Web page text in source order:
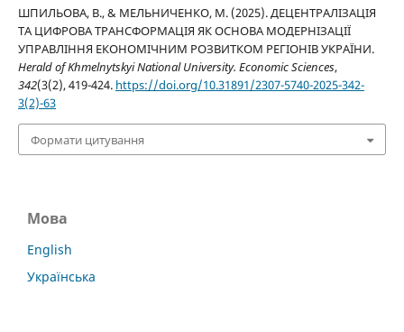
ШПИЛЬОВА, В., & МЕЛЬНИЧЕНКО, М. (2025). ДЕЦЕНТРАЛІЗАЦІЯ
ТА ЦИФРОВА ТРАНСФОРМАЦІЯ ЯК ОСНОВА МОДЕРНІЗАЦІЇ
УПРАВЛІННЯ ЕКОНОМІЧНИМ РОЗВИТКОМ РЕГІОНІВ УКРАЇНИ.
Herald of Khmelnytskyi National University. Economic Sciences,
342(3(2), 419-424. https://doi.org/10.31891/2307-5740-2025-342-
3(2)-63
Формати цитування
Мова
English
Українська